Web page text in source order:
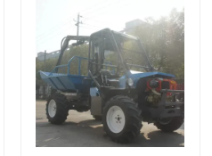
di pulizia
industriale